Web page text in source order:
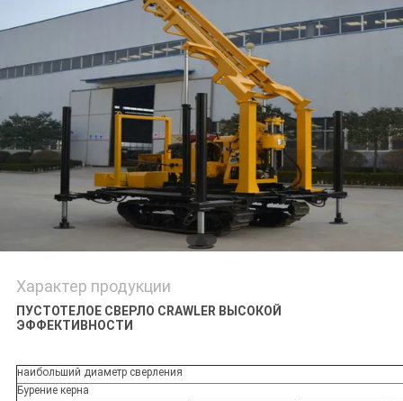
Характер продукции
ПУСТОТЕЛОЕ СВЕРЛО CRAWLER ВЫСОКОЙ
ЭФФЕКТИВНОСТИ
наибольший диаметр сверления
Бурение керна